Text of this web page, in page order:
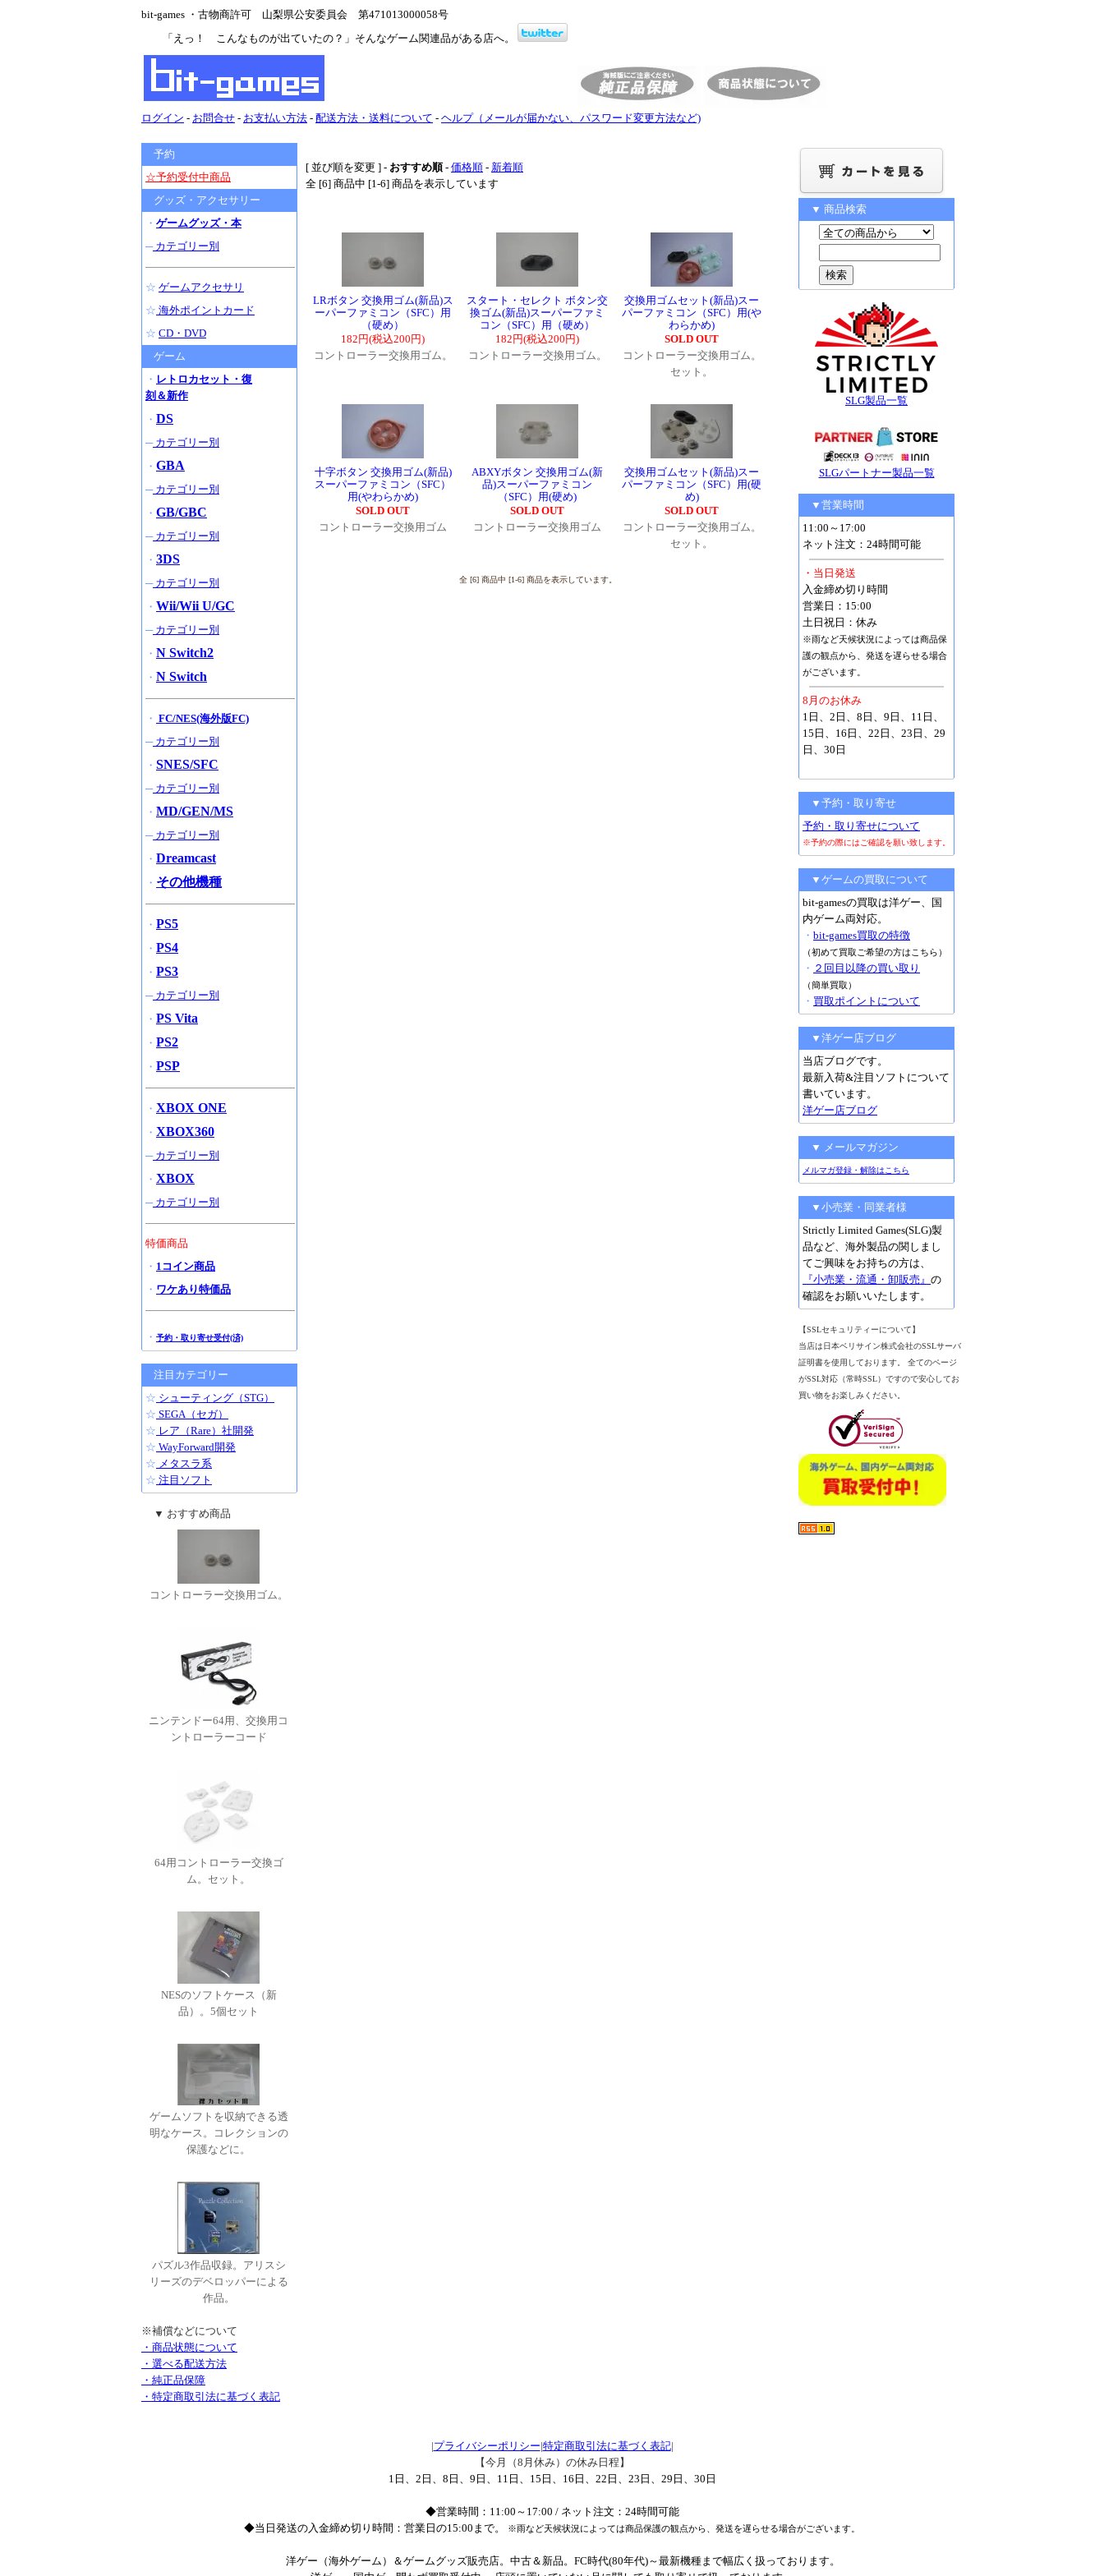
bit-games ・古物商許可 山梨県公安委員会 第471013000058号
「えっ！ こんなものが出ていたの？」そんなゲーム関連品がある店へ。
ログイン - お問合せ - お支払い方法 - 配送方法・送料について - ヘルプ（メールが届かない、パスワード変更方法など)
[ 並び順を変更 ] - おすすめ順- 価格順 - 新着順
全 [6] 商品中 [1-6] 商品を表示しています
LRボタン 交換用ゴム(新品)ス
ーパーファミコン（SFC）用
（硬め）
182円(税込200円)
コントローラー交換用ゴム。
スタート・セレクト ボタン交
換ゴム(新品)スーパーファミ
コン（SFC）用（硬め）
182円(税込200円)
コントローラー交換用ゴム。
交換用ゴムセット(新品)スー
パーファミコン（SFC）用(や
わらかめ)
SOLD OUT
コントローラー交換用ゴム。
セット。
十字ボタン 交換用ゴム(新品)
スーパーファミコン（SFC）
用(やわらかめ)
SOLD OUT
コントローラー交換用ゴム
ABXYボタン 交換用ゴム(新
品)スーパーファミコン
（SFC）用(硬め)
SOLD OUT
コントローラー交換用ゴム
交換用ゴムセット(新品)スー
パーファミコン（SFC）用(硬
め)
SOLD OUT
コントローラー交換用ゴム。
セット。
全 [6] 商品中 [1-6] 商品を表示しています。
予約
☆予約受付中商品
グッズ・アクセサリー
・ ゲームグッズ・本
─カテゴリー別
☆ ゲームアクセサリ
☆ 海外ポイントカード
☆ CD・DVD
ゲーム
・ レトロカセット・復
刻＆新作
・ DS
─カテゴリー別
・ GBA
─カテゴリー別
・ GB/GBC
─カテゴリー別
・ 3DS
─カテゴリー別
・ Wii/Wii U/GC
─カテゴリー別
・ N Switch2
・ N Switch
・ FC/NES(海外版FC)
─カテゴリー別
・ SNES/SFC
─カテゴリー別
・ MD/GEN/MS
─カテゴリー別
・ Dreamcast
・ その他機種
・ PS5
・ PS4
・ PS3
─カテゴリー別
・ PS Vita
・ PS2
・ PSP
・ XBOX ONE
・ XBOX360
─カテゴリー別
・ XBOX
─カテゴリー別
特価商品
・ 1コイン商品
・ ワケあり特価品
・ 予約・取り寄せ受付(済)
注目カテゴリー
☆ シューティング（STG）
☆ SEGA（セガ）
☆ レア（Rare）社開発
☆ WayForward開発
☆ メタスラ系
☆ 注目ソフト
▼ おすすめ商品
コントローラー交換用ゴム。
ニンテンドー64用、交換用コ
ントローラーコード
64用コントローラー交換ゴ
ム。セット。
NESのソフトケース（新
品）。5個セット
ゲームソフトを収納できる透
明なケース。コレクションの
保護などに。
パズル3作品収録。アリスシ
リーズのデベロッパーによる
作品。
※補償などについて
・商品状態について
・選べる配送方法
・純正品保障
・特定商取引法に基づく表記
▼ 商品検索
SLG製品一覧
SLGパートナー製品一覧
▼営業時間
11:00～17:00
ネット注文：24時間可能
・当日発送
入金締め切り時間
営業日：15:00
土日祝日：休み
※雨など天候状況によっては商品保
護の観点から、発送を遅らせる場合
がございます。
8月のお休み
1日、2日、8日、9日、11日、
15日、16日、22日、23日、29
日、30日
▼予約・取り寄せ
予約・取り寄せについて
※予約の際にはご確認を願い致します。
▼ゲームの買取について
bit-gamesの買取は洋ゲー、国
内ゲーム両対応。
・ bit-games買取の特徴
（初めて買取ご希望の方はこちら）
・ ２回目以降の買い取り
（簡単買取）
・ 買取ポイントについて
▼洋ゲー店ブログ
当店ブログです。
最新入荷&注目ソフトについて
書いています。
洋ゲー店ブログ
▼ メールマガジン
メルマガ登録・解除はこちら
▼小売業・同業者様
Strictly Limited Games(SLG)製
品など、海外製品の関しまし
てご興味をお持ちの方は、
『小売業・流通・卸販売』 の
確認をお願いいたします。
【SSLセキュリティーについて】
当店は日本ベリサイン株式会社のSSLサーバ
証明書を使用しております。 全てのページ
がSSL対応（常時SSL）ですので安心してお
買い物をお楽しみください。
|プライバシーポリシー|特定商取引法に基づく表記|
【今月（8月休み）の休み日程】
1日、2日、8日、9日、11日、15日、16日、22日、23日、29日、30日
◆営業時間：11:00～17:00 / ネット注文：24時間可能
◆当日発送の入金締め切り時間：営業日の15:00まで。
※雨など天候状況によっては商品保護の観点から、発送を遅らせる場合がございます。
洋ゲー（海外ゲーム）＆ゲームグッズ販売店。中古＆新品。FC時代(80年代)～最新機種まで幅広く扱っております。